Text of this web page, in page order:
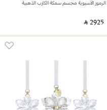
الرموز الآسيوية مجسم سمكة الكارب الذهبية
‎ ⃁ ⁦2925⁩ ‎